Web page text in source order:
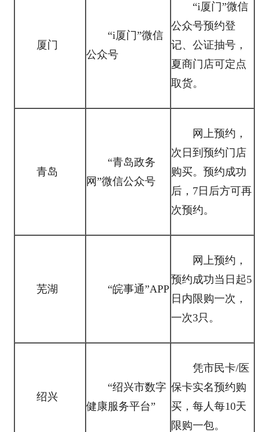
厦门
“i厦门”微信
公众号
“i厦门”微信
公众号预约登
记、公证抽号，
夏商门店可定点
取货。
青岛
“青岛政务
网”微信公众号
网上预约，
次日到预约门店
购买。预约成功
后，7日后方可再
次预约。
芜湖 “皖事通”APP
网上预约，
预约成功当日起5
日内限购一次，
一次3只。
绍兴
“绍兴市数字
健康服务平台”
凭市民卡/医
保卡实名预约购
买，每人每10天
限购一包。